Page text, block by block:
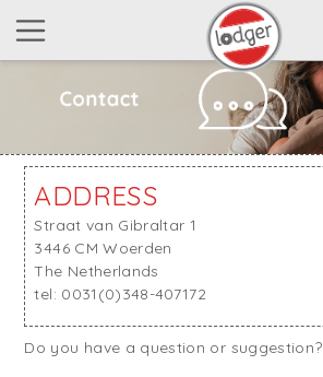
Do you have a question or suggestion?
ADDRESS
Straat van Gibraltar 1
3446 CM Woerden
The Netherlands
tel: 0031(0)348-407172